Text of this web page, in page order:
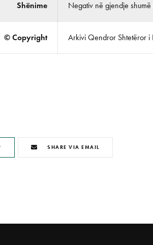
Shënime Negativ në gjendje
© Copyright Arkivi Qendror Shtetëror i
SHARE VIA EMAIL